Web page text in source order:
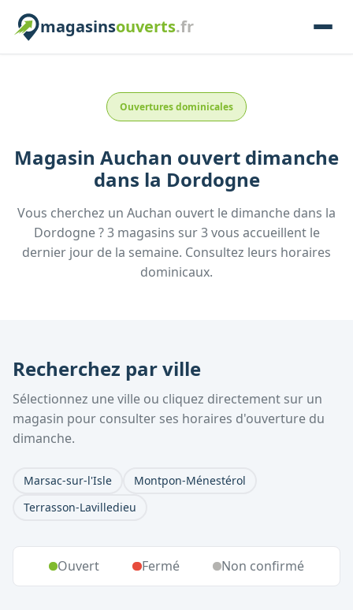
magasinsouverts.fr
Ouvertures dominicales
Magasin Auchan ouvert dimanche
dans la Dordogne
Vous cherchez un Auchan ouvert le dimanche dans la
Dordogne?3 magasins sur 3 vous accueillentle
dernier jour de la semaine. Consultez leurs horaires
dominicaux.
Recherchez par ville
Sélectionnez une ville ou cliquez directement sur un
magasin pour consulter ses horaires d'ouverture du
dimanche.
Marsac-sur-l'Isle
Montpon-Ménestérol
Terrasson-Lavilledieu
Ouvert Fermé Non confirmé